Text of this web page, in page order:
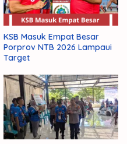
KSB Masuk Empat Besar
Porprov NTB 2026 Lampaui
Target